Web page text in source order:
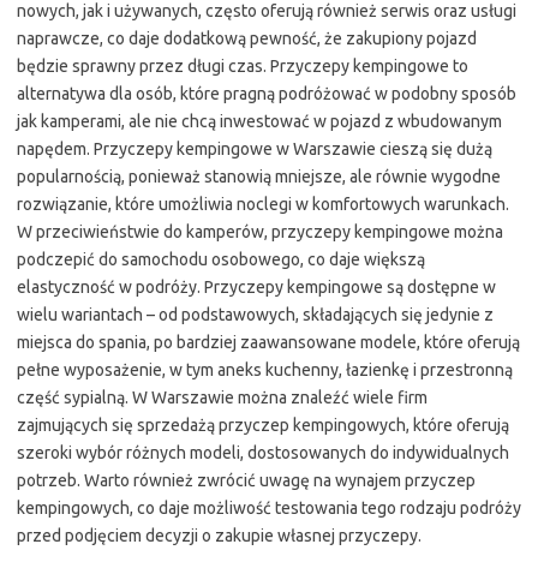
nowych, jak i używanych, często oferują również serwis oraz usługi
naprawcze, co daje dodatkową pewność, że zakupiony pojazd
będzie sprawny przez długi czas. Przyczepy kempingowe to
alternatywa dla osób, które pragną podróżować w podobny sposób
jak kamperami, ale nie chcą inwestować w pojazd z wbudowanym
napędem. Przyczepy kempingowe w Warszawie cieszą się dużą
popularnością, ponieważ stanowią mniejsze, ale równie wygodne
rozwiązanie, które umożliwia noclegi w komfortowych warunkach.
W przeciwieństwie do kamperów, przyczepy kempingowe można
podczepić do samochodu osobowego, co daje większą
elastyczność w podróży. Przyczepy kempingowe są dostępne w
wielu wariantach – od podstawowych, składających się jedynie z
miejsca do spania, po bardziej zaawansowane modele, które oferują
pełne wyposażenie, w tym aneks kuchenny, łazienkę i przestronną
część sypialną. W Warszawie można znaleźć wiele firm
zajmujących się sprzedażą przyczep kempingowych, które oferują
szeroki wybór różnych modeli, dostosowanych do indywidualnych
potrzeb. Warto również zwrócić uwagę na wynajem przyczep
kempingowych, co daje możliwość testowania tego rodzaju podróży
przed podjęciem decyzji o zakupie własnej przyczepy.